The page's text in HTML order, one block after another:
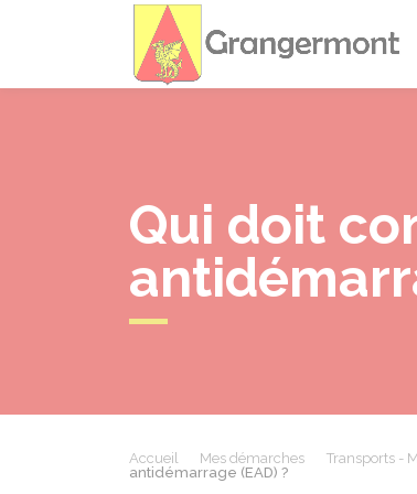
Qui doit
Accueil Mes démarches Transports -
antidémarrage (EAD) ?